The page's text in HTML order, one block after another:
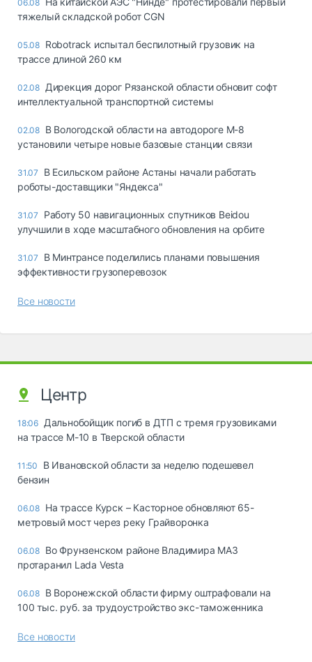
06.08
тяжелый складской робот CGN
05.08 Robotrack испытал беспилотный грузовик на
трассе длиной 260 км
02.08 Дирекция дорог Рязанской области обновит софт
интеллектуальной транспортной системы
02.08 В Вологодской области на автодороге М-8
установили четыре новые базовые станции связи
31.07
В Есильском районе Астаны начали работать
роботы-доставщики "Яндекса"
31.07
Работу 50 навигационных спутников Beidou
улучшили в ходе масштабного обновления на орбите
31.07
В Минтрансе поделились планами повышения
эффективности грузоперевозок
Все новости
Центр
18:06 Дальнобойщик погиб в ДТП с тремя грузовиками
на трассе М-10 в Тверской области
11:50
В Ивановской области за неделю подешевел
бензин
06.08 На трассе Курск – Касторное обновляют 65-
метровый мост через реку Грайворонка
06.08 Во Фрунзенском районе Владимира МАЗ
протаранил Lada Vesta
06.08 В Воронежской области фирму оштрафовали на
100 тыс. руб. за трудоустройство экс-таможенника
Все новости